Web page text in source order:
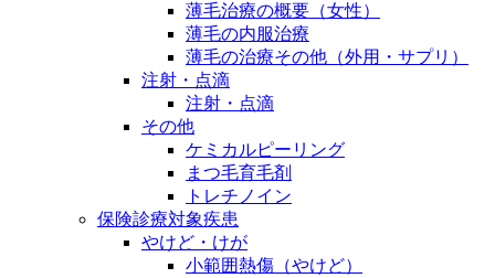
薄毛治療の概要（女性）
薄毛の内服治療
薄毛の治療その他（外用・サプリ）
注射・点滴
注射・点滴
その他
ケミカルピーリング
まつ毛育毛剤
トレチノイン
保険診療対象疾患
やけど・けが
小範囲熱傷（やけど）